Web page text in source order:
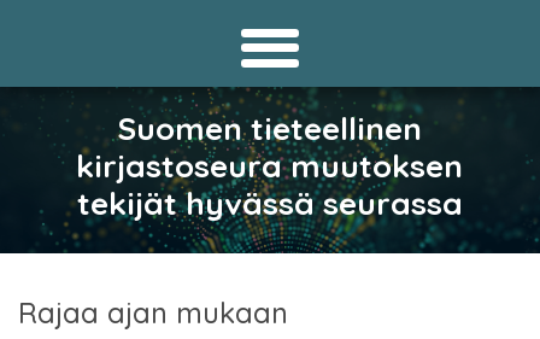
Suomen tieteellinen
kirjastoseura muutoksen
tekijät hyvässä seurassa
Rajaa ajan mukaan